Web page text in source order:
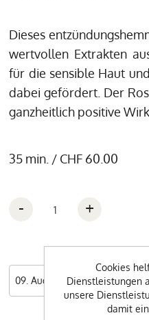
Dieses
wertvollen Extrakten
für die sensible Haut
dabei gefördert. Der
ganzheitlich positive
35 min. / CHF 60.00
- +
Cookies
Dienstleistungen
unsere
damit